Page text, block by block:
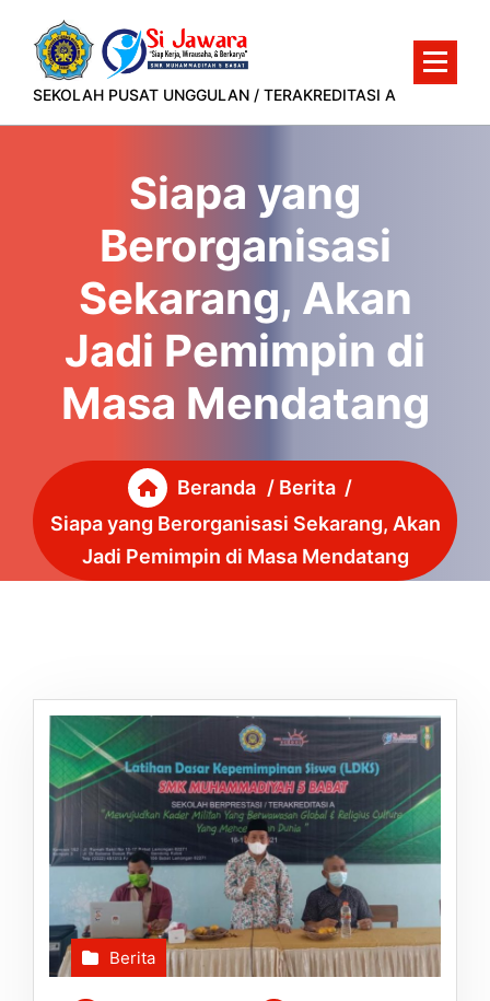
konten
SEKOLAH PUSAT UNGGULAN / TERAKREDITASI A
Siapa yang
Berorganisasi
Sekarang, Akan
Jadi Pemimpin di
Masa Mendatang
Beranda / Berita/
Siapa yang Berorganisasi Sekarang, Akan
Jadi Pemimpin di Masa Mendatang
Berita